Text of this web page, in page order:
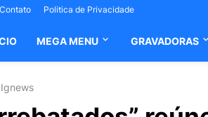
Contato Politica de Privacidade
MEGA MENU GRAVADORAS
Ignews